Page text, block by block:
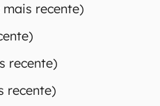
mais recente)
recente)
recente)